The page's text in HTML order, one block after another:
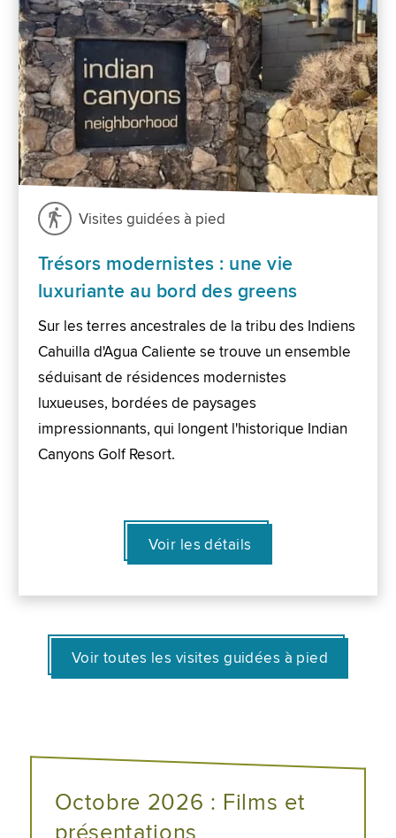
Visites guidées à pied
Trésors modernistes : une vie
luxuriante au bord des greens
Sur les terres ancestrales de la tribu des Indiens
Cahuilla d'Agua Caliente se trouve un ensemble
séduisant de résidences modernistes
luxueuses, bordées de paysages
impressionnants, qui longent l'historique Indian
Canyons Golf Resort.
Voir les détails
Voir toutes les visites guidées à pied
Octobre 2026 : Films et